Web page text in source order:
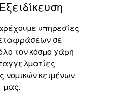
υπηρεσίες
σε
τον κόσμο χάρη
νομικών κειμένων
μας.